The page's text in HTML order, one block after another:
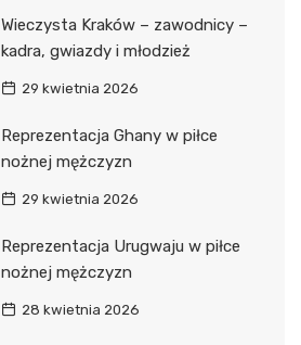
Wieczysta Kraków – zawodnicy –
kadra, gwiazdy i młodzież
29 kwietnia 2026
Reprezentacja Ghany w piłce
nożnej mężczyzn
29 kwietnia 2026
Reprezentacja Urugwaju w piłce
nożnej mężczyzn
28 kwietnia 2026